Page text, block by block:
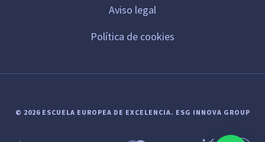
Aviso legal
Política de cookies
© 2026 ESCUELA EUROPEA DE EXCELENCIA. ESG INNOVA GROUP